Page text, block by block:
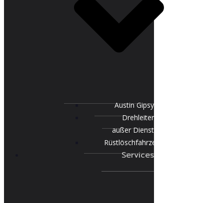
Austin Gipsy
Drehleiter
außer Dienst
Rüstlöschfahrzeug
Services